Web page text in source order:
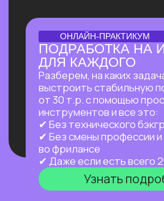
ПОМОЩНИКА ИЗ
ВОЗМОЖНЫХ НА СЕГОДНЯ?
Покажем в прямом эфире, на что
способен OpenClaw — ИИ-агент с 171
000+ звёзд на GitHub, который
не просто отвечает на запросы,
а работает за тебя в фоновом режиме
24/7 — пока ты спишь, едешь на работу
или путешествуешь.
Узнать подробнее
ПРАКТИКУМ
НОВЫЙ ПРАКТИКУМ
ПО OPENCLAW
Первый агент, который работает
на тебя постоянно: в фоне,